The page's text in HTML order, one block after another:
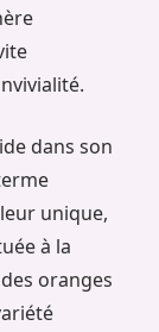
dans son
unique,
à la
oranges